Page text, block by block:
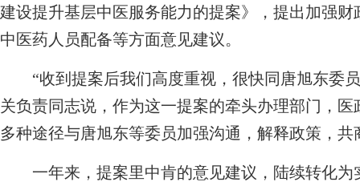
建设提升基层中医服务能力的提案》，提出加强
中医药人员配备等方面意见建议。
“收到提案后我们高度重视，很快同唐旭东委员
关负责同志说，作为这一提案的牵头办理部门，
多种途径与唐旭东等委员加强沟通，解释政策，共
一年来，提案里中肯的意见建议，陆续转化